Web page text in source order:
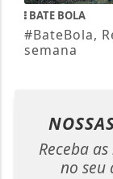
BATE BOLA
#BateBola,
semana
Receba
no seu